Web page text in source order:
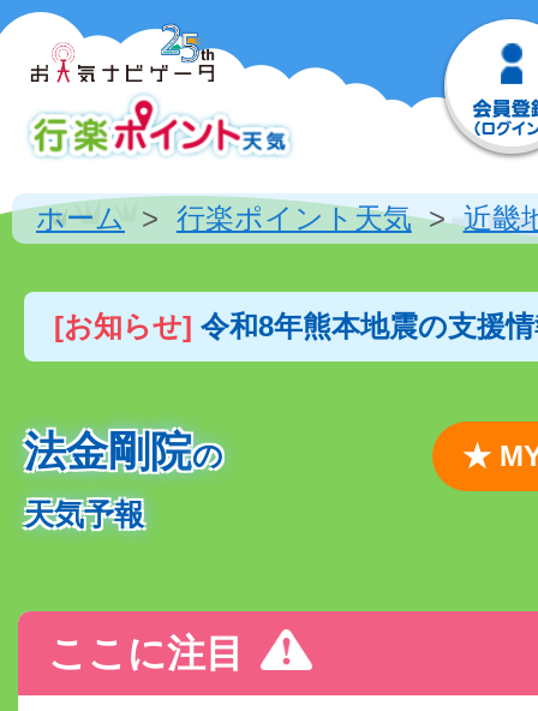
ホーム 行楽ポイント天気 近畿
[お知らせ] 令和8年熊本地震の支援
法金剛院の
天気予報
★
ここに注目